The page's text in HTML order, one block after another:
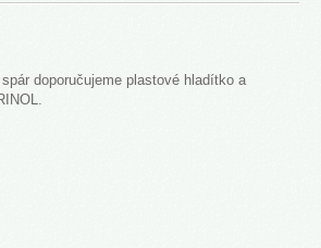
doporučujeme plastové hladítko a